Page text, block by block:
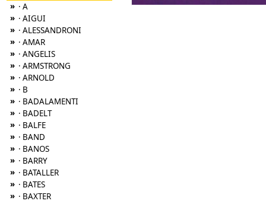
» · A
» · AIGUI
» · ALESSANDRONI
» · AMAR
» · ANGELIS
» · ARMSTRONG
» · ARNOLD
» · B
» · BADALAMENTI
» · BADELT
» · BALFE
» · BAND
» · BANOS
» · BARRY
» · BATALLER
» · BATES
» · BAXTER